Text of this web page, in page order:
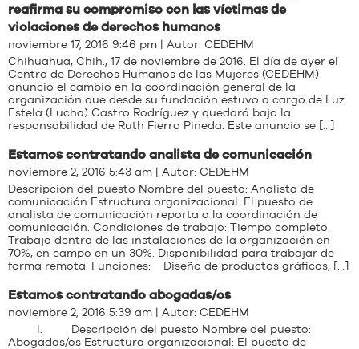
reafirma su compromiso con las víctimas de
violaciones de derechos humanos
noviembre 17, 2016 9:46 pm | Autor: CEDEHM
Chihuahua, Chih., 17 de noviembre de 2016. El día de ayer el
Centro de Derechos Humanos de las Mujeres (CEDEHM)
anunció el cambio en la coordinación general de la
organización que desde su fundación estuvo a cargo de Luz
Estela (Lucha) Castro Rodríguez y quedará bajo la
responsabilidad de Ruth Fierro Pineda. Este anuncio se […]
Estamos contratando analista de comunicación
noviembre 2, 2016 5:43 am | Autor: CEDEHM
Descripción del puesto Nombre del puesto: Analista de
comunicación Estructura organizacional: El puesto de
analista de comunicación reporta a la coordinación de
comunicación. Condiciones de trabajo: Tiempo completo.
Trabajo dentro de las instalaciones de la organización en
70%, en campo en un 30%. Disponibilidad para trabajar de
forma remota. Funciones: Diseño de productos gráficos, […]
Estamos contratando abogadas/os
noviembre 2, 2016 5:39 am | Autor: CEDEHM
I. Descripción del puesto Nombre del puesto:
Abogadas/os Estructura organizacional: El puesto de